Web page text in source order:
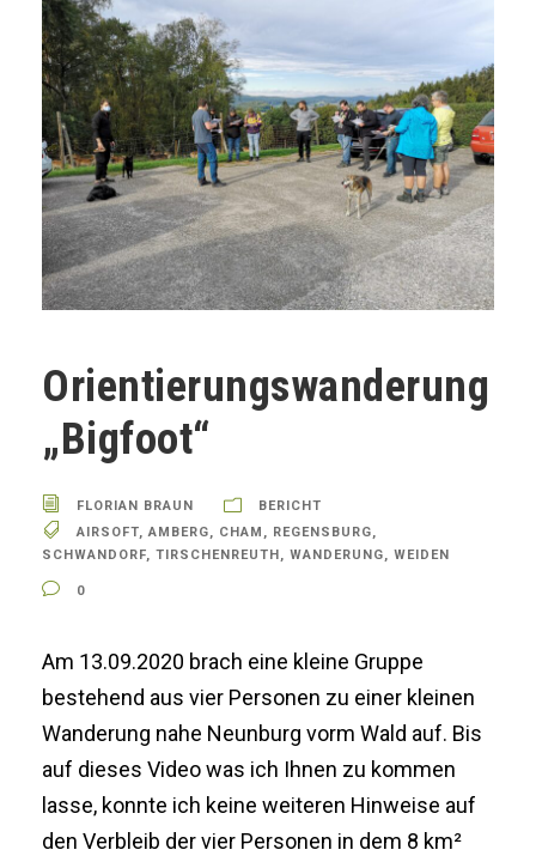
Orientierungswanderung
„Bigfoot“
FLORIAN BRAUN
BERICHT
AIRSOFT, AMBERG, CHAM , REGENSBURG,
SCHWANDORF, TIRSCHENREUTH, WANDERUNG, WEIDEN
0
Am 13.09.2020 brach eine kleine Gruppe
bestehend aus vier Personen zu einer kleinen
Wanderung nahe Neunburg vorm Wald auf. Bis
auf dieses Video was ich Ihnen zu kommen
lasse, konnte ich keine weiteren Hinweise auf
den Verbleib der vier Personen in dem 8 km²